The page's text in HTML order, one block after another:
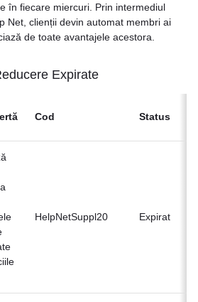
în fiecare miercuri. Prin intermediul
Net, clienții devin automat membri ai
de toate avantajele acestora.
Expirate
Cod Status
HelpNetSuppl20 Expirat